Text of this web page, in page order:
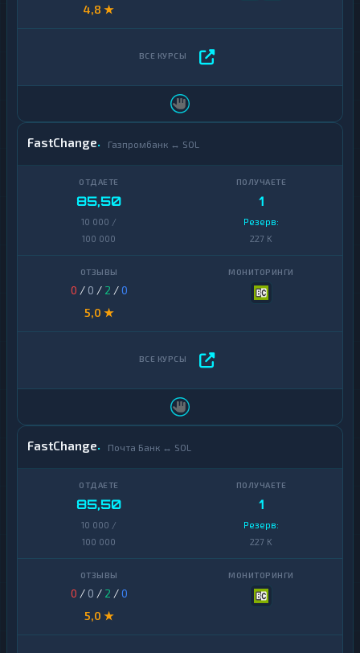
4,8 ★
FastChange Газпромбанк ↔ SOL
85,50
10 000 /
100 000
1
Резерв:
227 K
0 / 0 / 2 /0
5,0 ★
FastChange Почта Банк ↔ SOL
85,50
10 000 /
100 000
1
Резерв:
227 K
0 / 0 / 2 /0
5,0 ★